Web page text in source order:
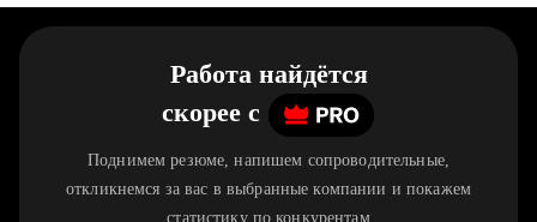
Работа найдётся
скорее c
Поднимем резюме, напишем сопроводительные,
откликнемся за вас в выбранные компании и покажем
статистику по конкурентам